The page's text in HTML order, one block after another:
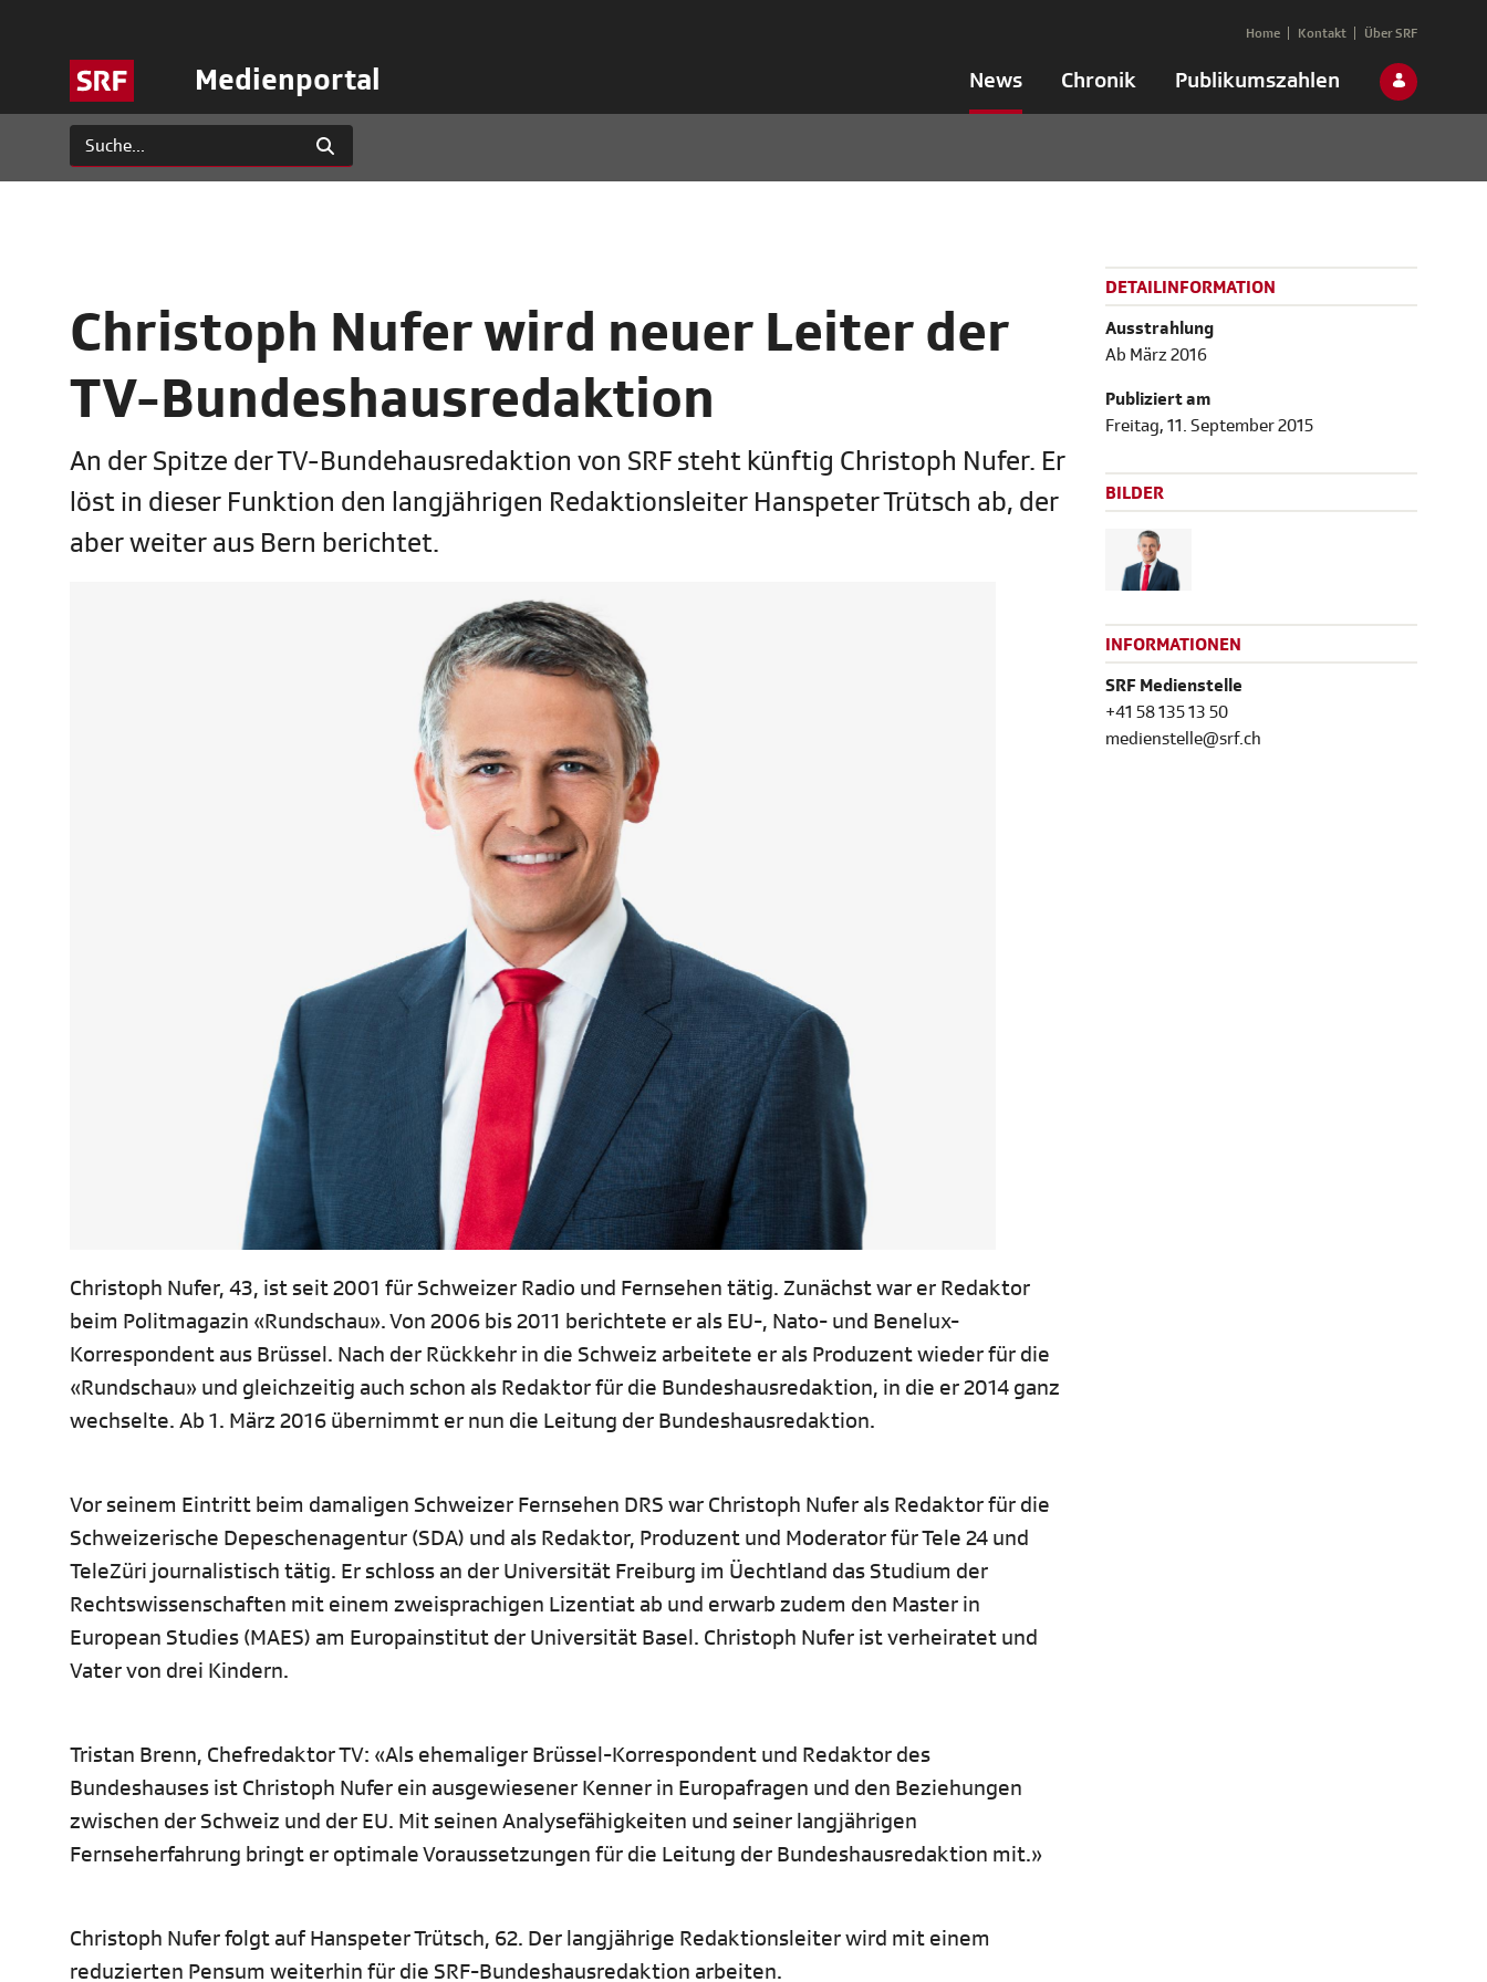
Medienportal News Chronik Publikumszahlen
Home Kontakt Über SRF
Christoph Nufer wird neuer Leiter der
TV-Bundeshausredaktion
An der Spitze der TV-Bundehausredaktion von SRF steht künftig Christoph Nufer. Er
löst in dieser Funktion den langjährigen Redaktionsleiter Hanspeter Trütsch ab, der
aber weiter aus Bern berichtet.
Christoph Nufer, 43, ist seit 2001 für Schweizer Radio und Fernsehen tätig. Zunächst war er Redaktor
beim Politmagazin «Rundschau». Von 2006 bis 2011 berichtete er als EU-, Nato- und Benelux-
Korrespondent aus Brüssel. Nach der Rückkehr in die Schweiz arbeitete er als Produzent wieder für die
«Rundschau» und gleichzeitig auch schon als Redaktor für die Bundeshausredaktion, in die er 2014 ganz
wechselte. Ab 1. März 2016 übernimmt er nun die Leitung der Bundeshausredaktion.
Vor seinem Eintritt beim damaligen Schweizer Fernsehen DRS war Christoph Nufer als Redaktor für die
Schweizerische Depeschenagentur (SDA) und als Redaktor, Produzent und Moderator für Tele 24 und
TeleZüri journalistisch tätig. Er schloss an der Universität Freiburg im Üechtland das Studium der
Rechtswissenschaften mit einem zweisprachigen Lizentiat ab und erwarb zudem den Master in
European Studies (MAES) am Europainstitut der Universität Basel. Christoph Nufer ist verheiratet und
Vater von drei Kindern.
Tristan Brenn, Chefredaktor TV: «Als ehemaliger Brüssel-Korrespondent und Redaktor des
Bundeshauses ist Christoph Nufer ein ausgewiesener Kenner in Europafragen und den Beziehungen
zwischen der Schweiz und der EU. Mit seinen Analysefähigkeiten und seiner langjährigen
Fernseherfahrung bringt er optimale Voraussetzungen für die Leitung der Bundeshausredaktion mit.»
Christoph Nufer folgt auf Hanspeter Trütsch, 62. Der langjährige Redaktionsleiter wird mit einem
reduzierten Pensum weiterhin für die SRF-Bundeshausredaktion arbeiten.
DETAILINFORMATION
Ausstrahlung
Ab März 2016
Publiziert am
Freitag, 11. September 2015
BILDER
INFORMATIONEN
SRF Medienstelle
+41 58 135 13 50
medienstelle@srf.ch